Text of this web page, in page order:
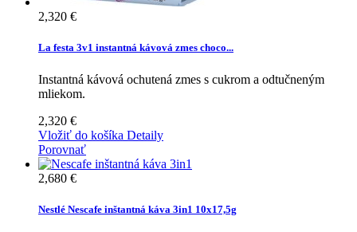
2,320 €
La festa 3v1 instantná kávová zmes choco...
Instantná kávová ochutená zmes s cukrom a odtučneným
mliekom.
2,320 €
Vložiť do košíka Detaily
Porovnať
2,680 €
Nestlé Nescafe inštantná káva 3in1 10x17,5g